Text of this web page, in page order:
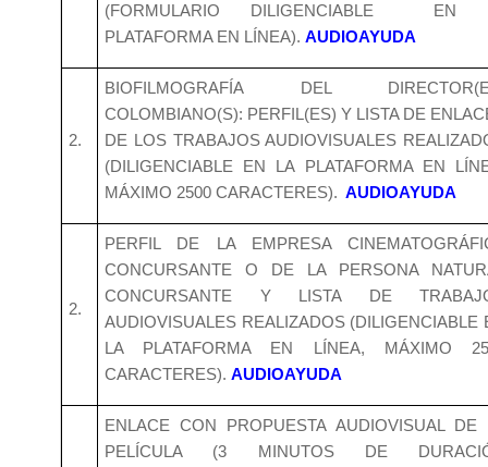
(FORMULARIO DILIGENCIABLE EN
PLATAFORMA EN LÍNEA). AUDIOAYUDA
2.
BIOFILMOGRAFÍA DEL
COLOMBIANO(S): PERFIL(ES) Y LISTA DE
DE LOS TRABAJOS AUDIOVISUALES
(DILIGENCIABLE EN LA PLATAFORMA EN
MÁXIMO 2500 CARACTERES). AUDIOAYUDA
2.
PERFIL DE LA EMPRESA
CONCURSANTE O DE LA PERSONA
CONCURSANTE Y LISTA DE
AUDIOVISUALES REALIZADOS (DILIGENCIABLE
LA PLATAFORMA EN LÍNEA, MÁXIMO
CARACTERES). AUDIOAYUDA
ENLACE CON PROPUESTA AUDIOVISUAL DE
PELÍCULA (3 MINUTOS DE